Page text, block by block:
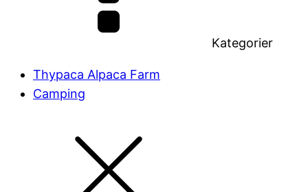
Kategorier
Thypaca Alpaca Farm
Camping